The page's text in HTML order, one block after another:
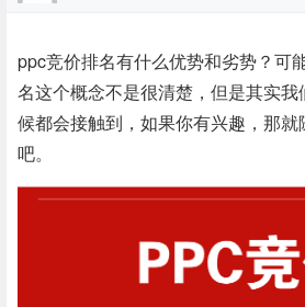
ppc竞价排名有什么优势和劣势？可
名这个概念不是很清楚，但是其实
候都会接触到，如果你有兴趣，那
吧。